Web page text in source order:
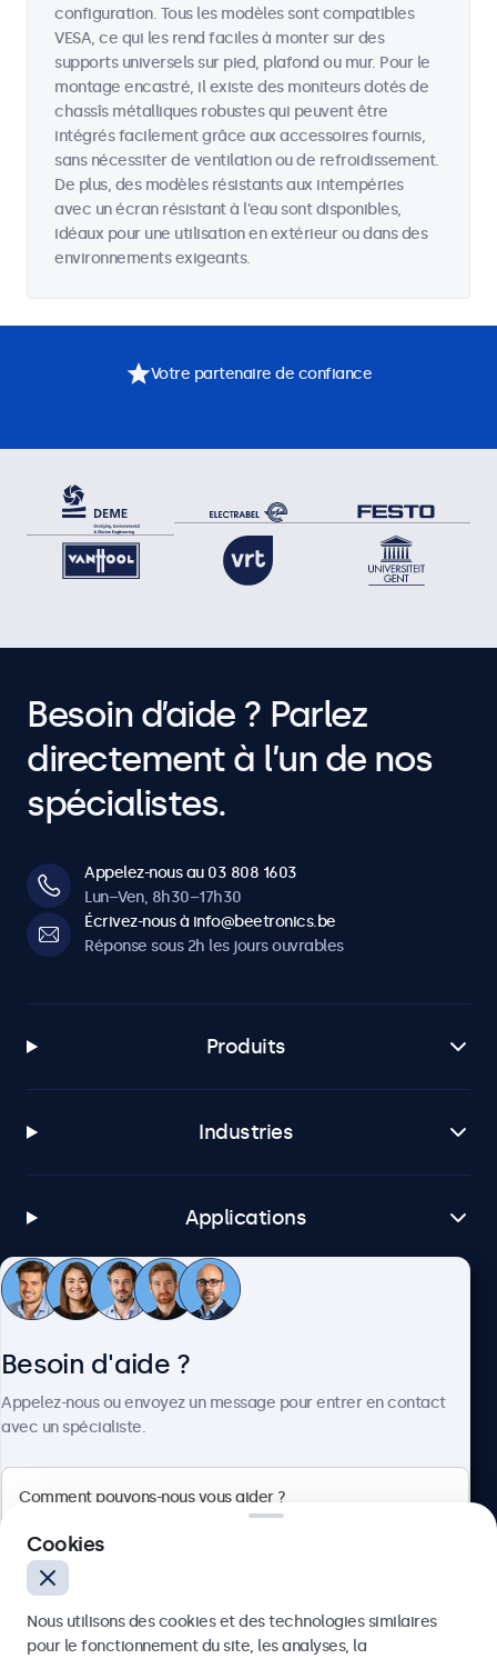
configuration. Tous les modèles sont compatibles
VESA, ce qui les rend faciles à monter sur des
supports universels sur pied, plafond ou mur. Pour le
montage encastré, il existe des moniteurs dotés de
chassîs métalliques robustes qui peuvent être
intégrés facilement grâce aux accessoires fournis,
sans nécessiter de ventilation ou de refroidissement.
De plus, des modèles résistants aux intempéries
avec un écran résistant à l'eau sont disponibles,
idéaux pour une utilisation en extérieur ou dans des
environnements exigeants.
Votre partenaire de confiance
Besoin d’aide ? Parlez
directement à l’un de nos
spécialistes.
Appelez-nous au 03 808 1603
Lun–Ven, 8h30–17h30
Écrivez-nous à info@beetronics.be
Réponse sous 2h les jours ouvrables
Produits
Industries
Applications
Service client
4.8/5 noté par 5000+ entreprises
Besoin d'aide ?
Appelez-nous ou envoyez un message pour entrer en contact
avec un spécialiste.
Cookies
Nous utilisons des cookies et des technologies similaires
pour le fonctionnement du site, les analyses, la